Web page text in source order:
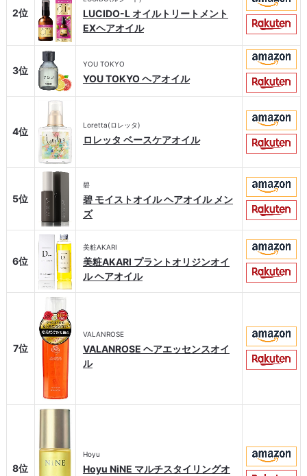
2位
LUCIDO-L オイルトリートメント
EXヘアオイル
3位
YOU TOKYO
YOU TOKYO ヘアオイル
4位
Loretta(ロレッタ)
ロレッタ ベースケアオイル
5位
碧
碧 モイストオイル ヘアオイル メン
ズ
6位
美粧AKARI
美粧AKARI プラントオリジンオイ
ル ヘアオイル
7位
VALANROSE
VALANROSE ヘアエッセンスオイ
ル
8位
Hoyu
Hoyu NiNE マルチスタイリングオ